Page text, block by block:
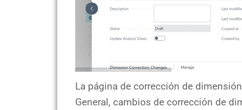
La página de corrección de
General, cambios de corrección de